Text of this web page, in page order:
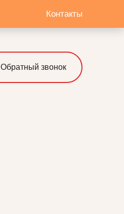
Контакты
Обратный звонок